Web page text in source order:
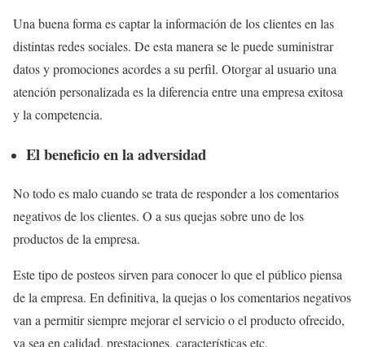
Una buena forma es captar la información de los clientes en las
distintas redes sociales. De esta manera se le puede suministrar
datos y promociones acordes a su perfil. Otorgar al usuario una
atención personalizada es la diferencia entre una empresa exitosa
y la competencia.
El beneficio en la adversidad
No todo es malo cuando se trata de responder a los comentarios
negativos de los clientes. O a sus quejas sobre uno de los
productos de la empresa.
Este tipo de posteos sirven para conocer lo que el público piensa
de la empresa. En definitiva, la quejas o los comentarios negativos
van a permitir siempre mejorar el servicio o el producto ofrecido,
ya sea en calidad, prestaciones, características etc.